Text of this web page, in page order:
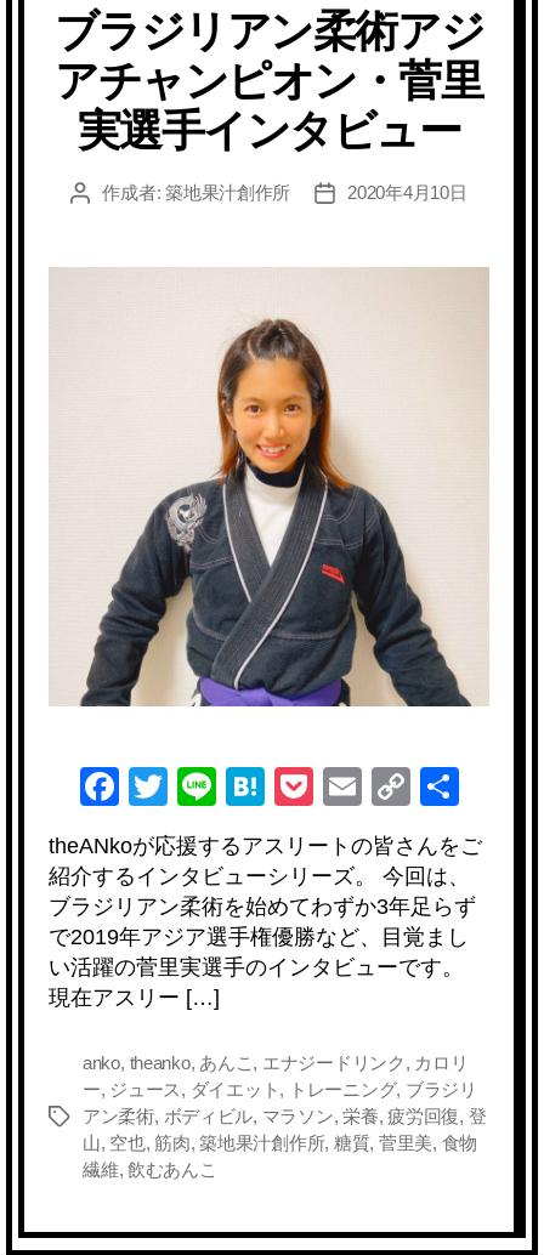
ゴ
リ
ー
ブラジリアン柔術アジ
アチャンピオン・菅里
実選手インタビュー
投
作成者:築地果汁創作所
投
2020年4月10日
F
a
c
e
b
o
o
k
T
wi
tt
er
Li
n
e
H
at
e
n
a
P
o
ck
et
E
m
ail
C
o
p
y
Li
n
theANkoが応援するアスリートの皆さんをご
紹介するインタビューシリーズ。 今回は、
ブラジリアン柔術を始めてわずか3年足らず
で2019年アジア選手権優勝など、目覚まし
い活躍の菅里実選手のインタビューです。
現在アスリー […]
タ
anko, theanko, あんこ , エナジードリンク , カロリ
ー, ジュース, ダイエット , トレーニング, ブラジリ
アン柔術, ボディビル, マラソン,栄養,疲労回復, 登
山, 空也, 筋肉,築地果汁創作所, 糖質, 菅里美, 食物
繊維, 飲むあんこ